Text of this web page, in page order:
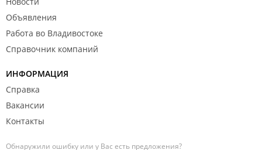
Объявления
Работа во Владивостоке
Справочник компаний
ИНФОРМАЦИЯ
Справка
Вакансии
Контакты
Обнаружили ошибку или у Вас есть предложения?